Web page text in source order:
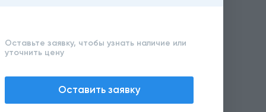
Оставьте заявку, чтобы узнать наличие или
уточнить цену
Оставить заявку